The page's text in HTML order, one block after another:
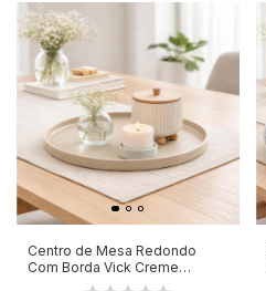
Centro de Mesa Redondo
Com Borda Vick Creme